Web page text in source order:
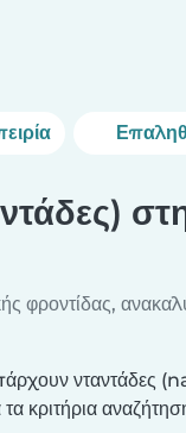
φροντίδας,
νταντάδες
κριτήρια